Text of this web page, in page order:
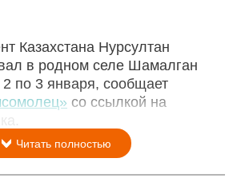
Казахстана Нурсултан
в родном селе Шамалган
по 3 января, сообщает
со ссылкой на
Читать полностью